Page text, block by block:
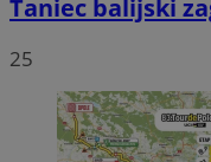
Taniec balijski
25